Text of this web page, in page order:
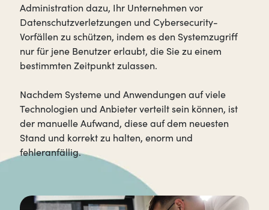
Administration dazu, Ihr Unternehmen vor
Datenschutzverletzungen und Cybersecurity-
Vorfällen zu schützen, indem es den Systemzugriff
nur für jene Benutzer erlaubt, die Sie zu einem
bestimmten Zeitpunkt zulassen.
Nachdem Systeme und Anwendungen auf viele
Technologien und Anbieter verteilt sein können, ist
der manuelle Aufwand, diese auf dem neuesten
Stand und korrekt zu halten, enorm und
fehleranfällig.